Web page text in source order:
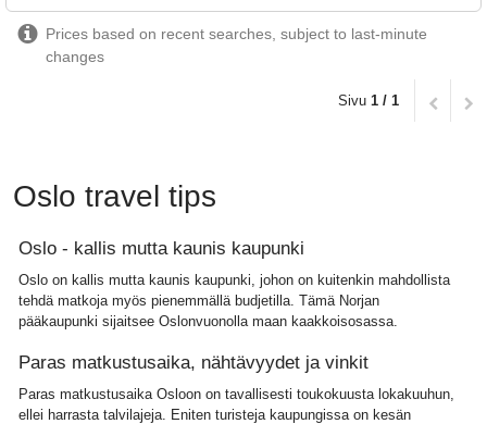
Prices based on recent searches, subject to last-minute
changes
Sivu 1 / 1
Oslo travel tips
Oslo - kallis mutta kaunis kaupunki
Oslo on kallis mutta kaunis kaupunki, johon on kuitenkin mahdollista
tehdä matkoja myös pienemmällä budjetilla. Tämä Norjan
pääkaupunki sijaitsee Oslonvuonolla maan kaakkoisosassa.
Paras matkustusaika, nähtävyydet ja vinkit
Paras matkustusaika Osloon on tavallisesti toukokuusta lokakuuhun,
ellei harrasta talvilajeja. Eniten turisteja kaupungissa on kesän